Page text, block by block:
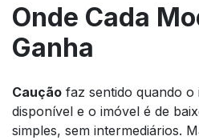
Onde Cada
Ganha
Caução faz sentido quando o
disponível e o imóvel é de
simples, sem intermediários.